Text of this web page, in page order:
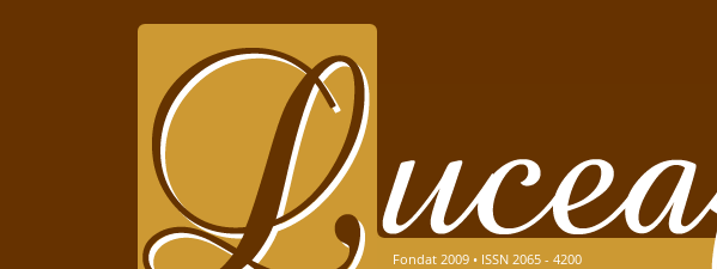
Fondat 2009 • ISSN 2065 - 4200